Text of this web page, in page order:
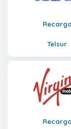
Recarga
Telsur
Recarga